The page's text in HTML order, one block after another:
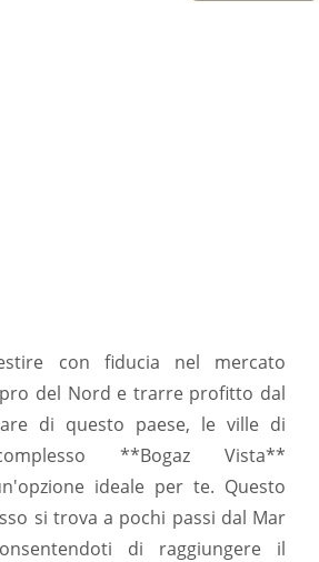
con fiducia nel mercato
del Nord e trarre profitto dal
di questo paese, le ville di
**Bogaz Vista**
ideale per te. Questo
si trova a pochi passi dal Mar
di raggiungere il